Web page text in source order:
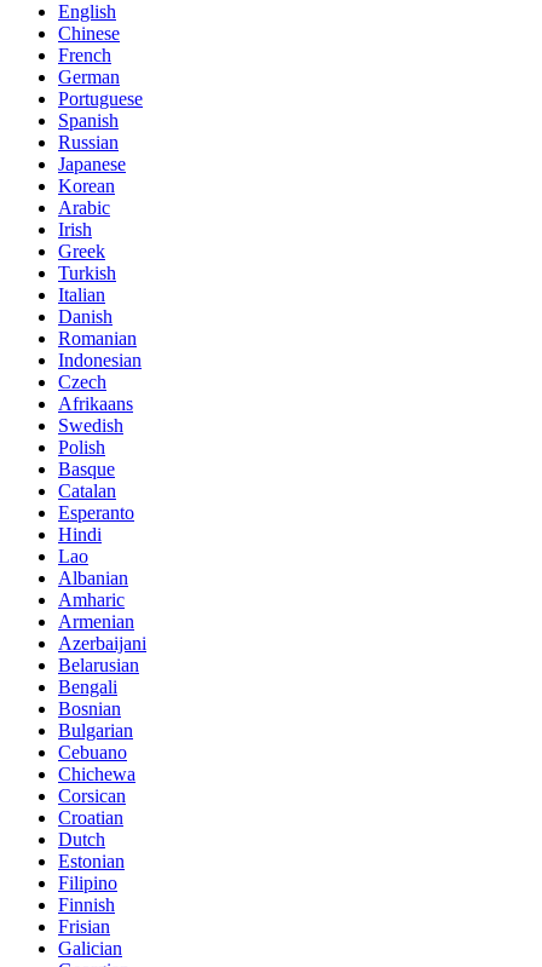
English
Chinese
French
German
Portuguese
Spanish
Russian
Japanese
Korean
Arabic
Irish
Greek
Turkish
Italian
Danish
Romanian
Indonesian
Czech
Afrikaans
Swedish
Polish
Basque
Catalan
Esperanto
Hindi
Lao
Albanian
Amharic
Armenian
Azerbaijani
Belarusian
Bengali
Bosnian
Bulgarian
Cebuano
Chichewa
Corsican
Croatian
Dutch
Estonian
Filipino
Finnish
Frisian
Galician